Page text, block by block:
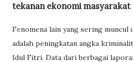
tekanan ekonomi masyarakat
Fenomena lain yang sering muncul
adalah peningkatan angka
Idul Fitri. Data dari berbagai